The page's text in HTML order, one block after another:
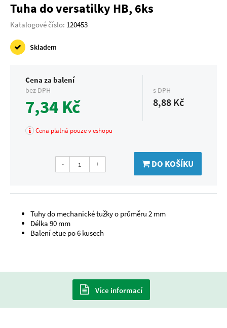
Tuha do versatilky HB, 6ks
Katalogové číslo: 120453
Skladem
Cena za balení
bez DPH
7,34 Kč
s DPH
8,88 Kč
Cena platná pouze v eshopu
- + DO KOŠÍKU
Tuhy do mechanické tužky o průměru 2 mm
Délka 90 mm
Balení etue po 6 kusech
Více informací